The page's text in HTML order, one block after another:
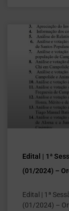
Edital | 1ª
(01/2024) –
Edital | 1ª
(01/2024) –